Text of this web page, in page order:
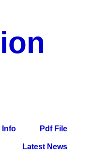
Info Pdf File
Latest News